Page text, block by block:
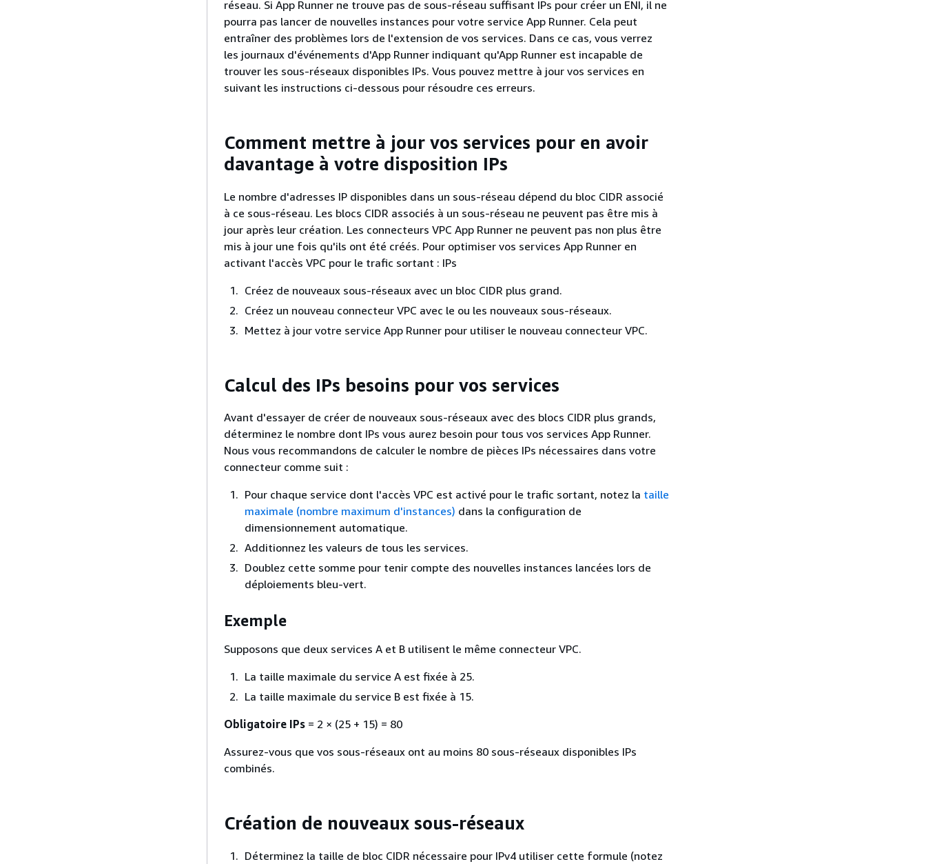
réseau. Si App Runner ne trouve pas de sous-réseau suffisant IPs pour créer un ENI, il ne
pourra pas lancer de nouvelles instances pour votre service App Runner. Cela peut
entraîner des problèmes lors de l'extension de vos services. Dans ce cas, vous verrez
les journaux d'événements d'App Runner indiquant qu'App Runner est incapable de
trouver les sous-réseaux disponibles IPs. Vous pouvez mettre à jour vos services en
suivant les instructions ci-dessous pour résoudre ces erreurs.
Comment mettre à jour vos services pour en avoir
davantage à votre disposition IPs
Le nombre d'adresses IP disponibles dans un sous-réseau dépend du bloc CIDR associé
à ce sous-réseau. Les blocs CIDR associés à un sous-réseau ne peuvent pas être mis à
jour après leur création. Les connecteurs VPC App Runner ne peuvent pas non plus être
mis à jour une fois qu'ils ont été créés. Pour optimiser vos services App Runner en
activant l'accès VPC pour le trafic sortant : IPs
Créez de nouveaux sous-réseaux avec un bloc CIDR plus grand.
Créez un nouveau connecteur VPC avec le ou les nouveaux sous-réseaux.
Mettez à jour votre service App Runner pour utiliser le nouveau connecteur VPC.
Calcul des IPs besoins pour vos services
Avant d'essayer de créer de nouveaux sous-réseaux avec des blocs CIDR plus grands,
déterminez le nombre dont IPs vous aurez besoin pour tous vos services App Runner.
Nous vous recommandons de calculer le nombre de pièces IPs nécessaires dans votre
connecteur comme suit :
Pour chaque service dont l'accès VPC est activé pour le trafic sortant, notez la taille
maximale (nombre maximum d'instances) dans la configuration de
dimensionnement automatique.
Additionnez les valeurs de tous les services.
Doublez cette somme pour tenir compte des nouvelles instances lancées lors de
déploiements bleu-vert.
Exemple
Supposons que deux services A et B utilisent le même connecteur VPC.
La taille maximale du service A est fixée à 25.
La taille maximale du service B est fixée à 15.
Obligatoire IPs = 2 × (25 + 15) = 80
Assurez-vous que vos sous-réseaux ont au moins 80 sous-réseaux disponibles IPs
combinés.
Création de nouveaux sous-réseaux
Déterminez la taille de bloc CIDR nécessaire pour IPv4 utiliser cette formule (notez